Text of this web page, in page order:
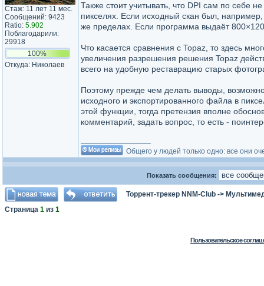
Стаж: 11 лет 11 мес.
Сообщений: 9423
Ratio: 5.902
Поблагодарили:
29918
100%
Откуда: Николаев
Также стоит учитывать, что DPI сам по себе
пикселях. Если исходный скан был,
же пределах. Если программа выдаёт
Что касается сравнения с Topaz, то здесь
увеличения разрешения решения Topaz
всего на удобную реставрацию старых
Поэтому прежде чем делать выводы,
исходного и экспортированного файла в
этой функции, тогда претензия вполне
комментарий, задать вопрос, то есть -
Общего у людей только одно: все они
Показать сообщения:
Торрент-трекер NNM-Club ->
Страница 1 из 1
Пользовательское